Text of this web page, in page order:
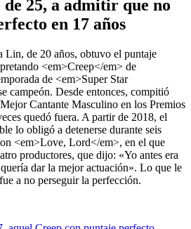
25, a admitir que no
en 17 años
Lin, de 20 años, obtuvo el puntaje
<em>Creep</em> de
de <em>Super Star
campeón. Desde entonces, compitió
Cantante Masculino en los Premios
quedó fuera. A partir de 2018, el
lo obligó a detenerse durante seis
<em>Love, Lord</em>, en el que
productores, que dijo: «Yo antes era
dar la mejor actuación». Lo que le
a no perseguir la perfección.